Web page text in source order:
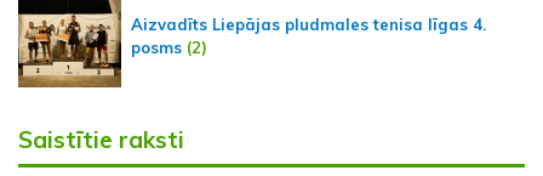
Aizvadīts Liepājas pludmales tenisa līgas 4.
posms (2)
Saistītie raksti